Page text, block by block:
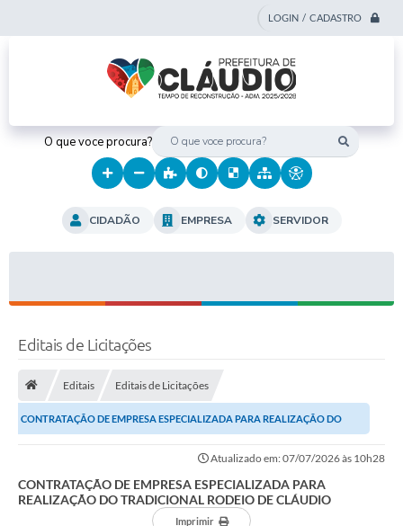
LOGIN / CADASTRO
O que voce procura?
CIDADÃO EMPRESA SERVIDOR
Editais de Licitações
Editais Editais de Licitações
CONTRATAÇÃO DE EMPRESA ESPECIALIZADA PARA REALIZAÇÃO DO
Atualizado em: 07/07/2026 às 10h28
CONTRATAÇÃO DE EMPRESA ESPECIALIZADA PARA
REALIZAÇÃO DO TRADICIONAL RODEIO DE CLÁUDIO
Imprimir